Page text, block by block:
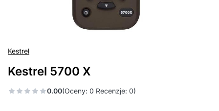
Kestrel
Kestrel 5700 X
0.00(Oceny: 0 Recenzje: 0)